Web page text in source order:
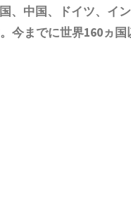
、中国、ドイツ、 イ
今までに世界160ヵ国